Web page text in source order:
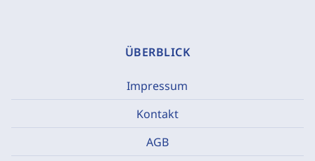
ÜBERBLICK
Impressum
Kontakt
AGB